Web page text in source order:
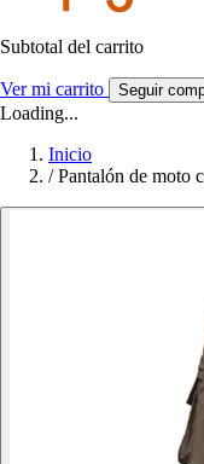
Subtotal del carrito
Ver mi carrito Seguir
Loading...
Inicio
/ Pantalón de moto